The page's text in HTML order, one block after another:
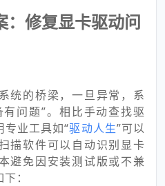
：修复显卡驱动问
统的桥梁，一旦异常，系
问题”。相比手动查找驱
专业工具如“驱动人生”可以
描软件可以自动识别显卡
避免因安装测试版或不兼
：